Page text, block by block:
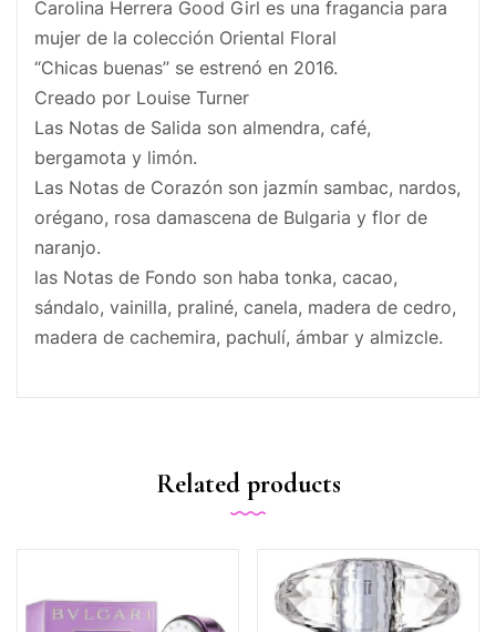
Carolina Herrera Good Girl es una fragancia para
mujer de la colección Oriental Floral
“Chicas buenas” se estrenó en 2016.
Creado por Louise Turner
Las Notas de Salida son almendra, café,
bergamota y limón.
Las Notas de Corazón son jazmín sambac, nardos,
orégano, rosa damascena de Bulgaria y flor de
naranjo.
las Notas de Fondo son haba tonka, cacao,
sándalo, vainilla, praliné, canela, madera de cedro,
madera de cachemira, pachulí, ámbar y almizcle.
Related products